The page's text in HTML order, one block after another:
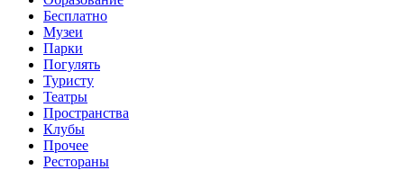
Бесплатно
Музеи
Парки
Погулять
Туристу
Театры
Пространства
Клубы
Прочее
Рестораны